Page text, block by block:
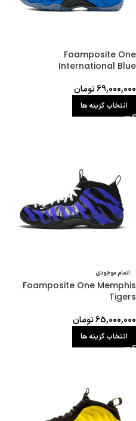
Foamposite One
International Blue
69,000,000تومان
انتخاب گزینه ها
اتمام موجودی
Foamposite One Memphis
Tigers
65,000,000تومان
انتخاب گزینه ها